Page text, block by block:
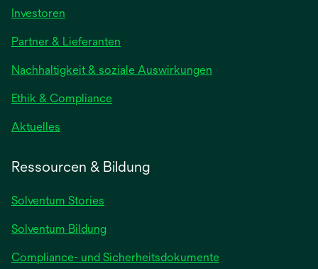
Investoren
einer
neuen
Registerkarte
geöffnet
Partner & Lieferanten
Nachhaltigkeit & soziale Auswirkungen
Ethik & Compliance
Aktuelles
Registerkarte
Ressourcen & Bildung
Solventum Stories
Solventum Bildung
Compliance- und Sicherheitsdokumente